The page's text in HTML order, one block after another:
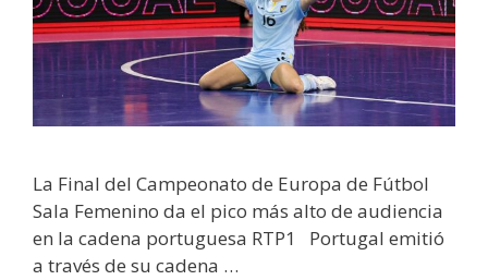
La Final del Campeonato de Europa de Fútbol
Sala Femenino da el pico más alto de audiencia
en la cadena portuguesa RTP1 Portugal emitió
a través de su cadena …